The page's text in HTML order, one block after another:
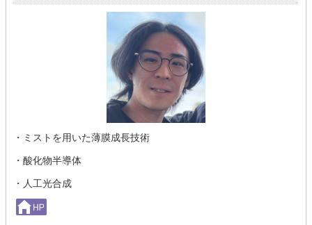
・ミストを用いた薄膜成長技術
・酸化物半導体
・人工光合成